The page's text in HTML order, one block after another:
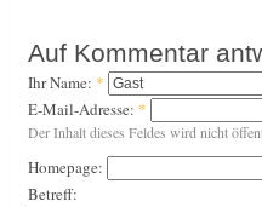
Auf Kommentar
Ihr Name: *
E-Mail-Adresse: *
Der Inhalt dieses Feldes wird nicht
Homepage:
Betreff: